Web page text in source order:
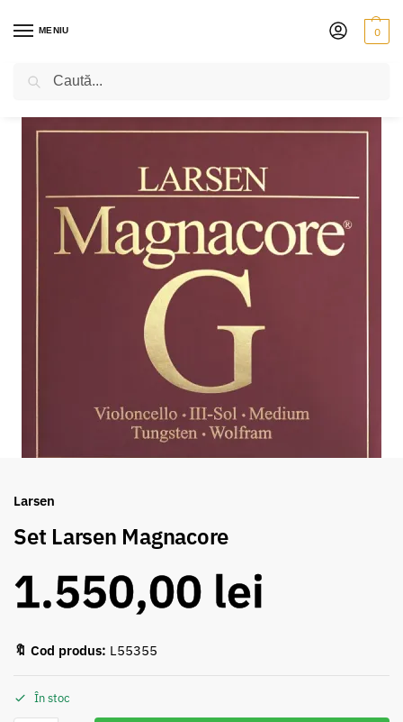
MENIU 0
Larsen
Set Larsen Magnacore
1.550,00 lei
🔖 Cod produs: L55355
În stoc